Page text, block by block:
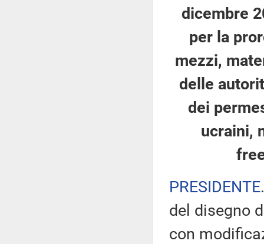
dicembre
per la
mezzi,
delle
dei
ucraini,
PRESIDENTE
del disegno
con